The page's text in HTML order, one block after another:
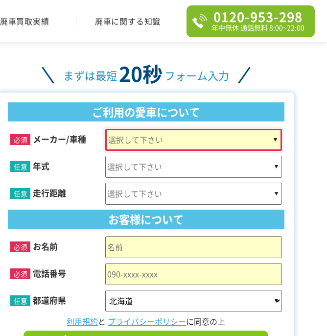
廃車買取実績 廃車に関する知識 0120-953-298
年中無休 通話無料 8:00~22:00
まずは最短20秒 フォーム入力
ご利用の愛車について
メーカー/車種
必須
年式
任意
走行距離
任意
お客様について
お名前
必須
電話番号
必須
都道府県
任意
利用規約と プライバシーポリシーに同意の上